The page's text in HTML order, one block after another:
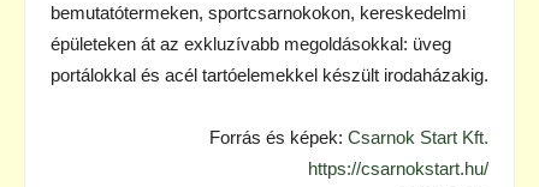
bemutatótermeken, sportcsarnokokon, kereskedelmi
épületeken át az exkluzívabb megoldásokkal: üveg
portálokkal és acél tartóelemekkel készült irodaházakig.
Forrás és képek: Csarnok Start Kft.
https://csarnokstart.hu/